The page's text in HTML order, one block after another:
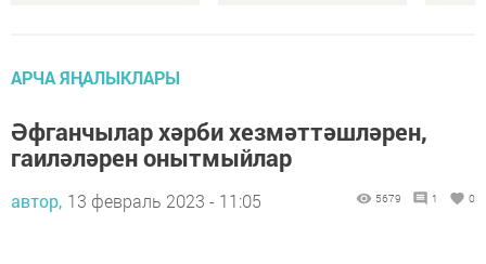
АРЧА ЯҢАЛЫКЛАРЫ
Әфганчылар хәрби хезмәттәшләрен,
гаиләләрен онытмыйлар
автор, 13 февраль 2023 - 11:05 5679 1 0